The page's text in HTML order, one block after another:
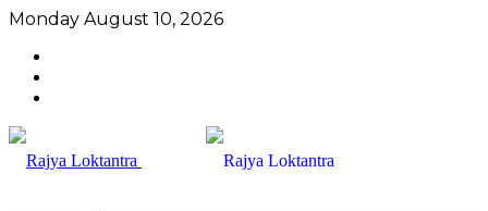
Monday August 10, 2026